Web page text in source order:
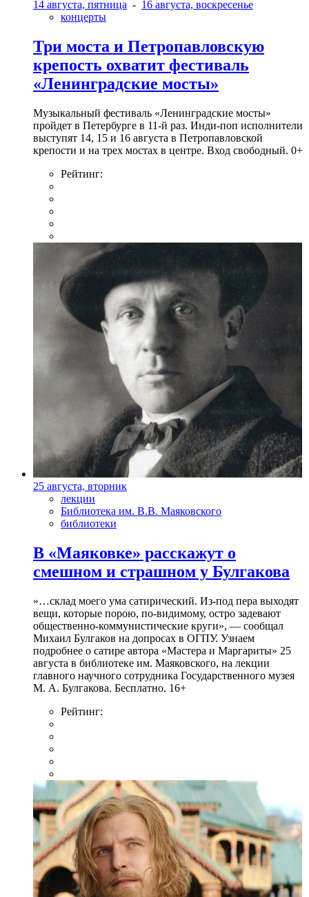
14 августа, пятница - 16 августа, воскресенье
концерты
Три моста и Петропавловскую
крепость охватит фестиваль
«Ленинградские мосты»
Музыкальный фестиваль «Ленинградские мосты»
пройдет в Петербурге в 11-й раз. Инди-поп исполнители
выступят 14, 15 и 16 августа в Петропавловской
крепости и на трех мостах в центре. Вход свободный. 0+
Рейтинг:
25 августа, вторник
лекции
Библиотека им. В.В. Маяковского
библиотеки
В «Маяковке» расскажут о
смешном и страшном у Булгакова
»…склад моего ума сатирический. Из-под пера выходят
вещи, которые порою, по-видимому, остро задевают
общественно-коммунистические круги», — сообщал
Михаил Булгаков на допросах в ОГПУ. Узнаем
подробнее о сатире автора «Мастера и Маргариты» 25
августа в библиотеке им. Маяковского, на лекции
главного научного сотрудника Государственного музея
М. А. Булгакова. Бесплатно. 16+
Рейтинг: